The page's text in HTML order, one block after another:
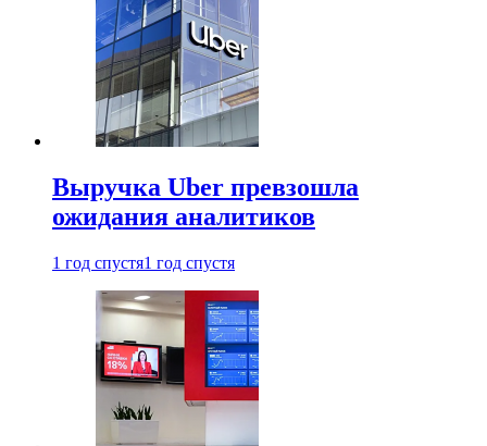
Выручка Uber превзошла
ожидания аналитиков
1 год спустя1 год спустя